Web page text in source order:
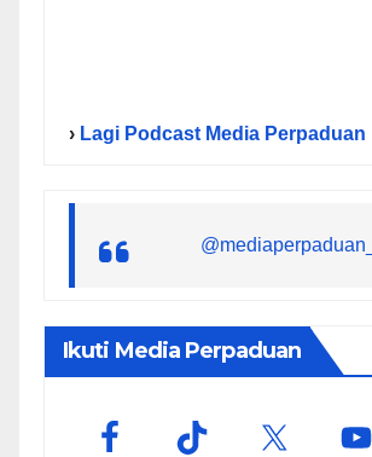
› Lagi Podcast Media Perpaduan
@mediaperpaduan_
Ikuti Media Perpaduan